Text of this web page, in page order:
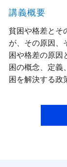
講義概要
貧困や格差とそ
が、その原因、
困や格差の原因
困の概念、定義
困を解決する政